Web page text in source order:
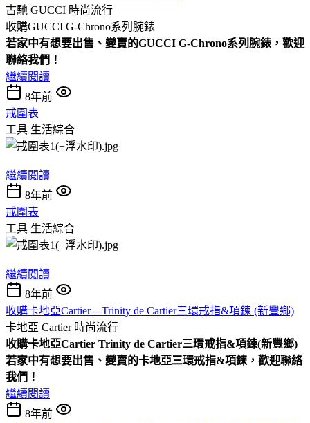
古馳 GUCCI 時尚流行
收購GUCCI G-Chrono系列腕錶
若家中有想要出售、變賣的GUCCI G-Chrono系列腕錶，歡迎
聯絡我們！
繼續閱讀
8年前
戒圍表
工具 生活綜合
繼續閱讀
8年前
戒圍表
工具 生活綜合
繼續閱讀
8年前
收購卡地亞Cartier—Trinity de Cartier三環戒指&項鍊 (新豐鄉)
卡地亞 Cartier 時尚流行
收購卡地亞Cartier Trinity de Cartier三環戒指&項鍊(新豐鄉)
若家中有想要出售、變賣的卡地亞三環戒指&項鍊，歡迎聯絡
我們！
繼續閱讀
8年前